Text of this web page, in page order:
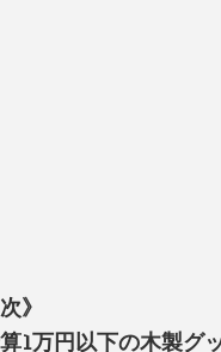
》
1万円以下の木製グ